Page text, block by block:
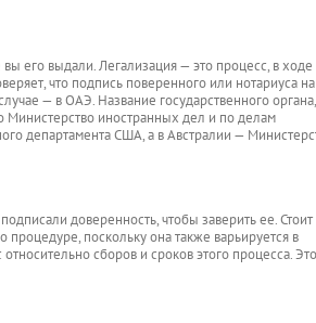
его выдали. Легализация — это процесс, в ходе
что подпись поверенного или нотариуса
— в ОАЭ. Название государственного органа,
Министерство иностранных дел и по делам
департамента США, а в Австралии —
доверенность, чтобы заверить ее. Стоит
процедуре, поскольку она также варьируется в
сборов и сроков этого процесса. Это